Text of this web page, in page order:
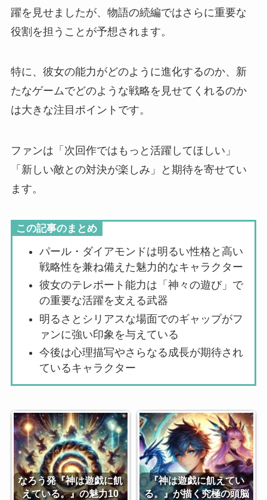
躍を見せましたが、物語の続編ではさらに重要な
役割を担うことが予想されます。
特に、彼女の能力がどのように進化するのか、新
たなゲームでどのような戦略を見せてくれるのか
は大きな注目ポイントです。
ファンは「次回作ではもっと活躍してほしい」
「新しい敵との対決が楽しみ」と期待を寄せてい
ます。
この記事のまとめ
パール・ダイアモンドは明るい性格と高い
戦略性を兼ね備えた魅力的なキャラクター
彼女のテレポート能力は「神々の遊び」で
の重要な活躍を支える武器
明るさとシリアスな場面でのギャップがフ
ァンに強い印象を与えている
今後は心理描写やさらなる成長が期待され
ているキャラクター
なろう発『神は遊戯に飢
えている。』の魅力10
『神は遊戯に飢えてい
る。』が描く究極の頭脳